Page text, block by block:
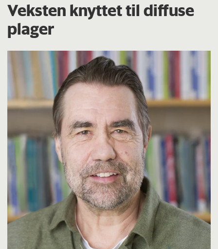
Veksten knyttet til diffuse
plager